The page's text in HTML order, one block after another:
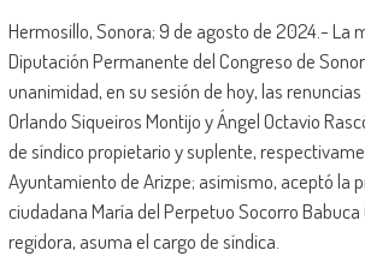
Hermosillo, Sonora; 9 de agosto de 2024.- La
Diputación Permanente del Congreso de
unanimidad, en su sesión de hoy, las
Orlando Siqueiros Montijo y Ángel Octavio
de síndico propietario y suplente,
Ayuntamiento de Arizpe; asimismo, aceptó la
ciudadana María del Perpetuo Socorro
regidora, asuma el cargo de síndica.